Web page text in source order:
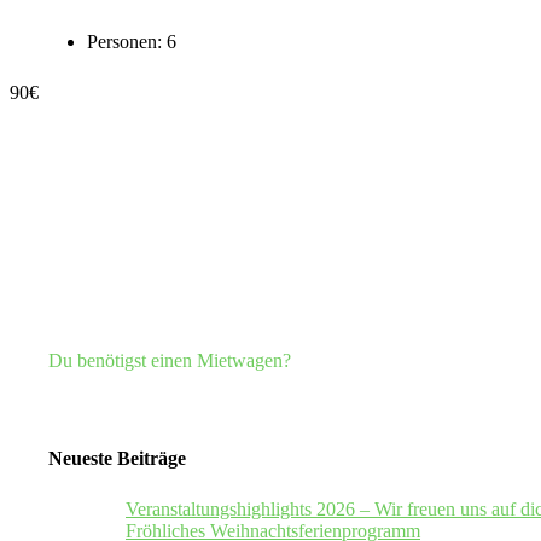
Personen: 6
90€
Du benötigst einen Mietwagen?
Neueste Beiträge
Veranstaltungshighlights 2026 – Wir freuen uns auf
Fröhliches Weihnachtsferienprogramm